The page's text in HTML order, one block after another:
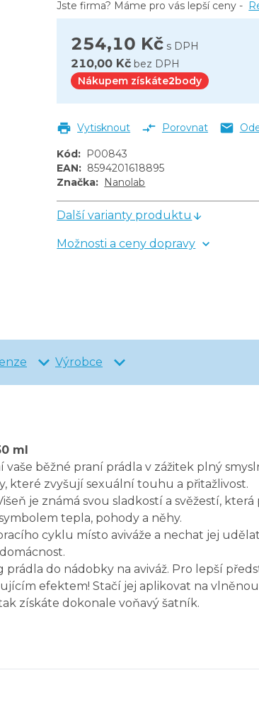
254,10 Kč s DPH
210,00 Kč bez DPH
Nákupem získáte2body
Jste firma? Máme pro vás lepší ceny -
Vytisknout Porovnat
Kód: P00843
EAN: 8594201618895
Značka: Nanolab
Další varianty produktu
Možnosti a ceny dopravy
Výrobce
ml
běžné praní prádla v zážitek plný
které zvyšují sexuální touhu a přitažlivost.
je známá svou sladkostí a svěžestí,
tepla, pohody a něhy.
cyklu místo aviváže a nechat jej
do nádobky na aviváž. Pro lepší
efektem! Stačí jej aplikovat na
získáte dokonale voňavý šatník.